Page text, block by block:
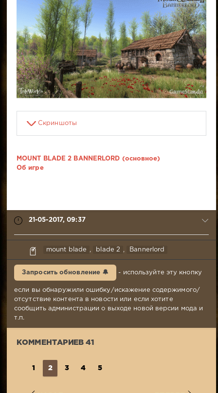
Скриншоты
MOUNT BLADE 2 BANNERLORD (основное)
Об игре
21-05-2017, 09:37
syabr
21-
09:37
41
mount blade blade 2 Bannerlord
Запросить обновление 🔔 - используйте эту кнопку
если вы обнаружили ошибку/искажение содержимого/
отсутствие контента в новости или если хотите
сообщить администрации о выходе новой версии мода и
т.п.
КОММЕНТАРИЕВ 41
1 2 3 4 5